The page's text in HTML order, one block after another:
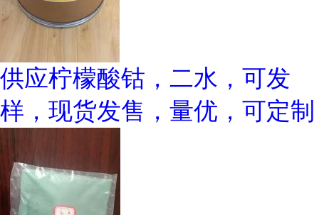
供应柠檬酸钴，二水，可发
样，现货发售，量优，可定制